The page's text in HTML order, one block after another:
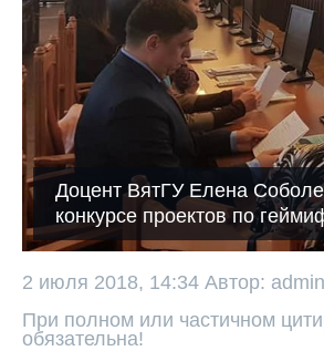
Доцент ВятГУ Елена
конкурсе проектов по
2 июля 2018, 14:34 Автор: admin
При полном или частичном
обязательна!